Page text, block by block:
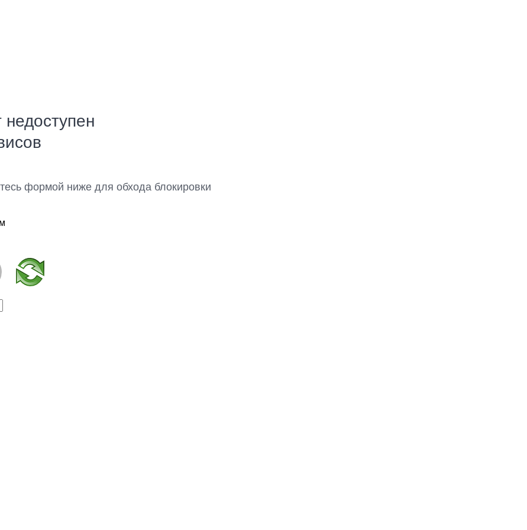
формой ниже для обхода блокировки